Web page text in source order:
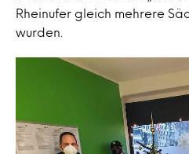
Rheinufer gleich mehrere
wurden.